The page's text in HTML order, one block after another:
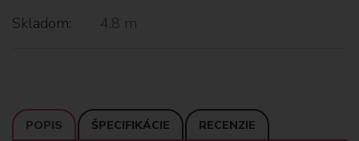
Skladom: 4.8 m
POPIS ŠPECIFIKÁCIE RECENZIE